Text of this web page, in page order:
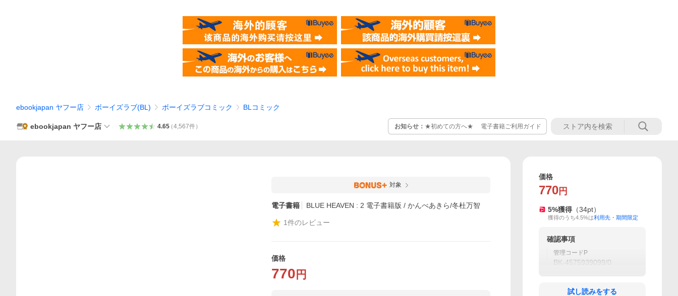
ebookjapan ヤフー店 ボーイズラブ(BL) ボーイズラブコミック BLコミック
ebookjapan ヤフー店 4.65（4,567件） お知らせ： ★初めての方へ★ 電子書籍ご利用ガイド
対象
電子書籍 BLUE HEAVEN : 2 電子書籍版 / かんべあきら/冬杜万智
1件のレビュー
価格
770 円
価格
770 円
5%獲得 （34pt）
獲得のうち4.5%は利用先・期間限定
確認事項
管理コードP
BK-4575939099/0
試し読みをする